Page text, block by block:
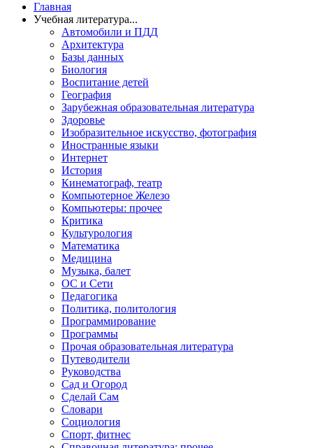
Главная
Учебная литература...
Автомобили и ПДД
Архитектура
Базы данных
Биология
Воспитание детей
География
Зарубежная образовательная литература
Здоровье
Изобразительное искусство, фотография
Иностранные языки
Интернет
История
Кинематограф, театр
Компьютерное Железо
Компьютеры: прочее
Критика
Культурология
Математика
Медицина
Музыка, балет
ОС и Сети
Педагогика
Политика, политология
Программирование
Программы
Прочая образовательная литература
Путеводители
Руководства
Сад и Огород
Сделай Сам
Словари
Социология
Спорт, фитнес